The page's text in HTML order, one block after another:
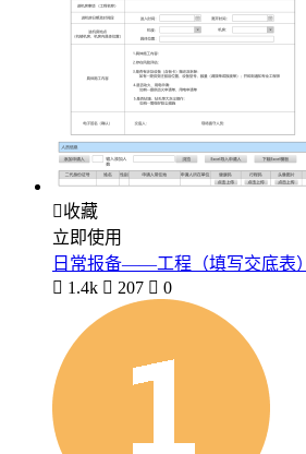
收藏
立即使用
日常报备——工程（填写交底表）
 1.4k  207  0